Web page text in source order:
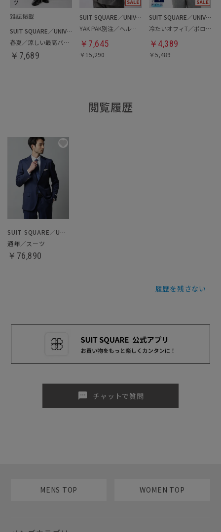
SUIT SQUARE／UNIVERSAL LANGUAGE
春夏／涼しい最高パンツ
￥ 7,689
SUIT SQUARE／UNIVERSAL LANGUAGE
YAK PAK別注／ヘルメットバッグ
￥ 7,645
￥15,290
SUIT SQUARE／UNIVERSAL LANGUAGE
冷たいオフィT／ポロシャツ
￥ 4,389
￥5,489
閲覧履歴
SUIT SQUARE／UNIVERSAL LANGUAGE
通年／スーツ
￥76,890
履歴を残さない
sms チャットで質問
MENS TOP WOMEN TOP